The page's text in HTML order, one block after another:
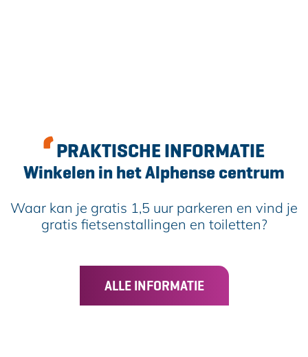
PRAKTISCHE INFORMATIE
Winkelen in het Alphense centrum
Waar kan je gratis 1,5 uur parkeren en vind je
gratis fietsenstallingen en toiletten?
ALLE INFORMATIE